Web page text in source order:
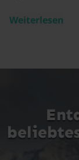
Weiterlesen